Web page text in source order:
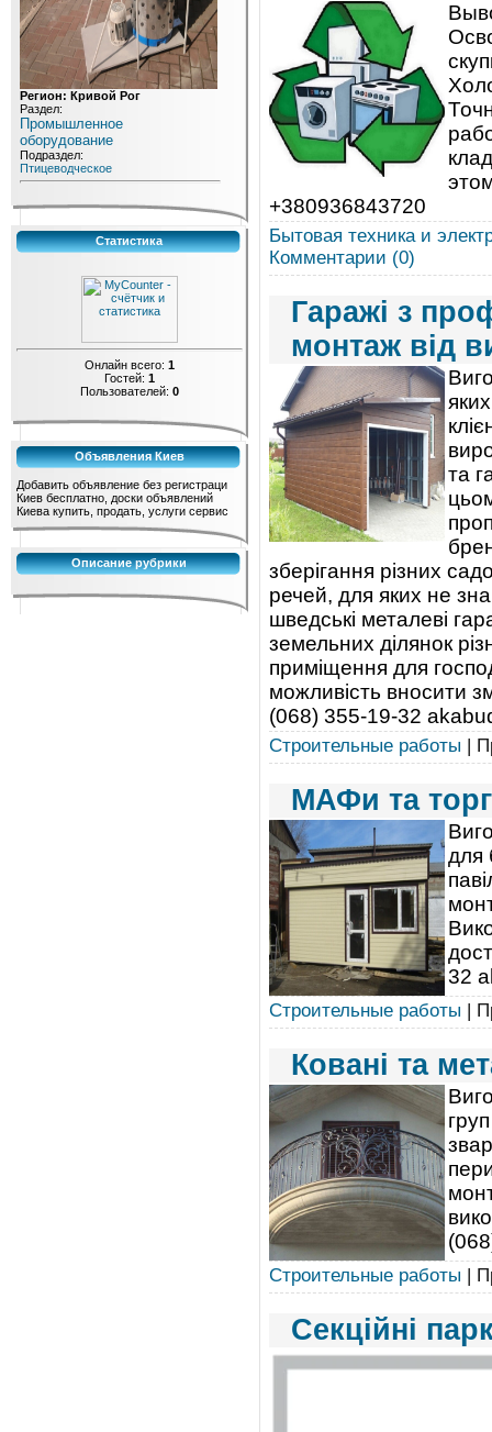
Регион: Кривой Рог
Раздел:
Промышленное
оборудование
Подраздел:
Птицеводческое
Статистика
Онлайн всего: 1
Гостей: 1
Пользователей: 0
Объявления Киев
Добавить объявление без регистраци
Киев бесплатно, доски объявлений
Киева купить, продать, услуги сервис
Описание рубрики
+380936843720
Бытовая техника и
Комментарии (0)
Гаражі з
монтаж від
та
зберігання різних
речей, для яких не
шведські металеві
земельних ділянок
приміщення для
можливість вносити
(068) 355-19-32
Строительные работы |
МАФи та
для
32
Строительные работы |
Ковані та
Строительные работы |
Секційні